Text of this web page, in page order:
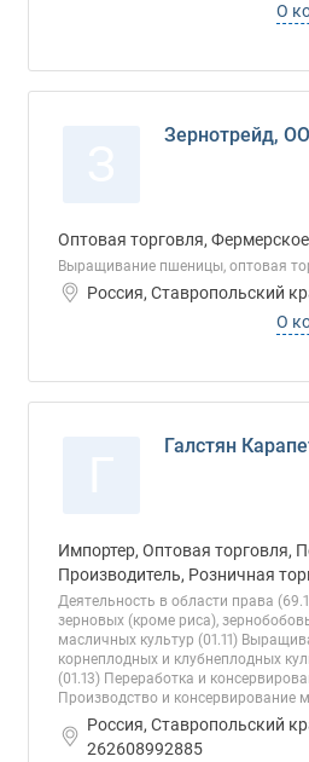
О
Зернотрейд,
Оптовая торговля,
Выращивание пшеницы, оптовая
Россия, Ставропольский
О
Галстян
Импортер, Оптовая торговля,
Производитель, Розничная
Деятельность в области права
зерновых (кроме риса),
масличных культур (01.11)
корнеплодных и клубнеплодных
(01.13) Переработка и
Производство и консервирование
Россия, Ставропольский
262608992885